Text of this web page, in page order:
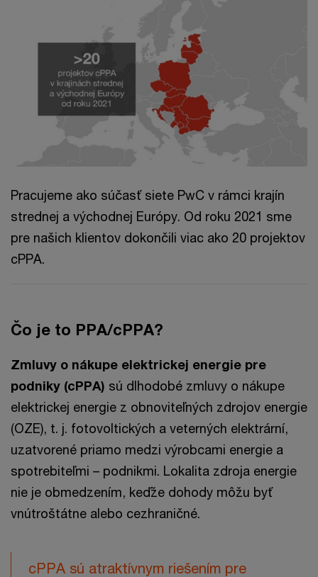
Pracujeme ako súčasť siete PwC v rámci krajín
strednej a východnej Európy. Od roku 2021 sme
pre našich klientov dokončili viac ako 20 projektov
cPPA.
Čo je to PPA/cPPA?
Zmluvy o nákupe elektrickej energie pre
podniky (cPPA) sú dlhodobé zmluvy o nákupe
elektrickej energie z obnoviteľných zdrojov energie
(OZE), t. j. fotovoltických a veterných elektrární,
uzatvorené priamo medzi výrobcami energie a
spotrebiteľmi – podnikmi. Lokalita zdroja energie
nie je obmedzením, keďže dohody môžu byť
vnútroštátne alebo cezhraničné.
cPPA sú atraktívnym riešením pre